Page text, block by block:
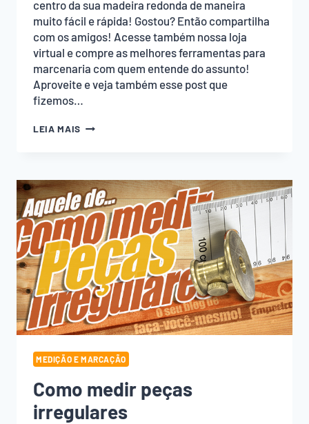
centro da sua madeira redonda de maneira
muito fácil e rápida! Gostou? Então compartilha
com os amigos! Acesse também nossa loja
virtual e compre as melhores ferramentas para
marcenaria com quem entende do assunto!
Aproveite e veja também esse post que
fizemos…
LEIA MAIS COMO
DE
UM
CÍRCULO
MEDIÇÃO E MARCAÇÃO
Como medir peças
irregulares